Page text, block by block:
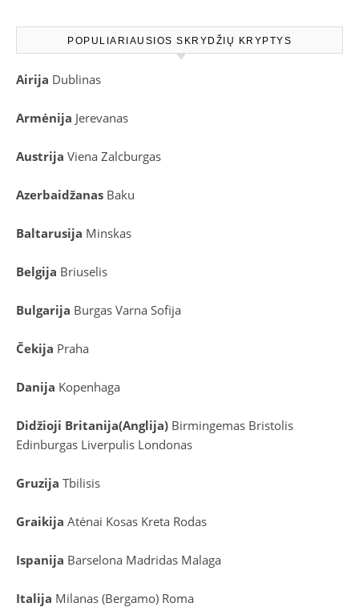
POPULIARIAUSIOS SKRYDŽIŲ KRYPTYS
Airija Dublinas
Armėnija Jerevanas
Austrija Viena Zalcburgas
Azerbaidžanas Baku
Baltarusija Minskas
Belgija Briuselis
Bulgarija Burgas Varna Sofija
Čekija Praha
Danija Kopenhaga
Didžioji Britanija(Anglija) Birmingemas Bristolis
Edinburgas Liverpulis Londonas
Gruzija Tbilisis
Graikija Atėnai Kosas Kreta Rodas
Ispanija Barselona Madridas Malaga
Italija Milanas (Bergamo) Roma